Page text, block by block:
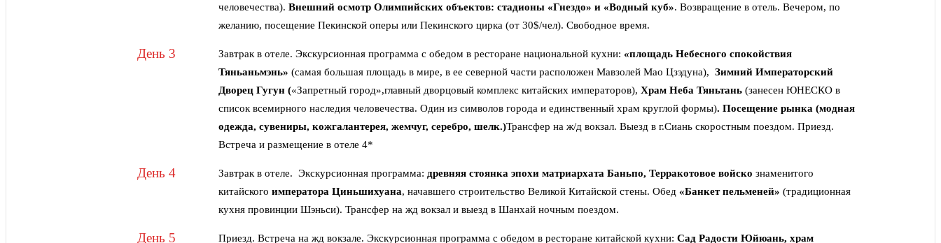
человечества). Внешний осмотр Олимпийских объектов: стадионы «Гнездо» и «Водный куб». Возвращение в отель. Вечером, по
желанию, посещение Пекинской оперы или Пекинского цирка (от 30$/чел). Свободное время.
День 3 Завтрак в отеле. Экскурсионная программа с обедом в ресторане национальной кухни: «площадь Небесного спокойствия
Тяньаньмэнь» (самая большая площадь в мире, в ее северной части расположен Мавзолей Мао Цзэдуна), Зимний Императорский
Дворец Гугун («Запретный город»,главный дворцовый комплекс китайских императоров), Храм Неба Тяньтань (занесен ЮНЕСКО в
список всемирного наследия человечества. Один из символов города и единственный храм круглой формы). Посещение рынка (модная
одежда, сувениры, кожгалантерея, жемчуг, серебро, шелк.)Трансфер на ж/д вокзал. Выезд в г.Сиань скоростным поездом. Приезд.
Встреча и размещение в отеле 4*
День 4 Завтрак в отеле. Экскурсионная программа: древняя стоянка эпохи матриархата Баньпо, Терракотовое войско знаменитого
китайского императора Циньшихуана, начавшего строительство Великой Китайской стены. Обед «Банкет пельменей» (традиционная
кухня провинции Шэньси). Трансфер на жд вокзал и выезд в Шанхай ночным поездом.
День 5 Приезд. Встреча на жд вокзале. Экскурсионная программа с обедом в ресторане китайской кухни: Сад Радости Юйюань, храм